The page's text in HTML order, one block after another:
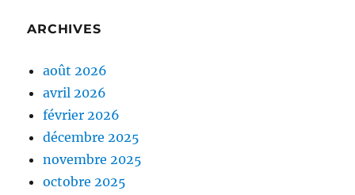
ARCHIVES
août 2026
avril 2026
février 2026
décembre 2025
novembre 2025
octobre 2025